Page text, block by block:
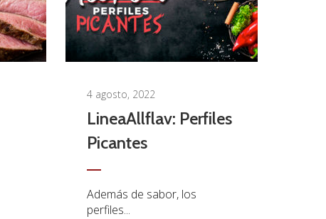
4 agosto, 2022
LineaAllflav: Perfiles
Picantes
Además de sabor, los
perfiles...